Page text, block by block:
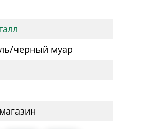
черный муар